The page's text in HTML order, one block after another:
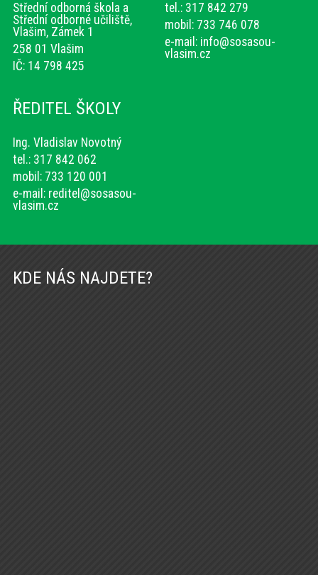
Střední odborná škola a
Střední odborné učiliště,
Vlašim, Zámek 1
258 01 Vlašim
IČ: 14 798 425
tel.: 317 842 279
mobil: 733 746 078
e-mail: info@sosasou-
vlasim.cz
ŘEDITEL ŠKOLY
Ing. Vladislav Novotný
tel.: 317 842 062
mobil: 733 120 001
e-mail: reditel@sosasou-
vlasim.cz
KDE NÁS NAJDETE?